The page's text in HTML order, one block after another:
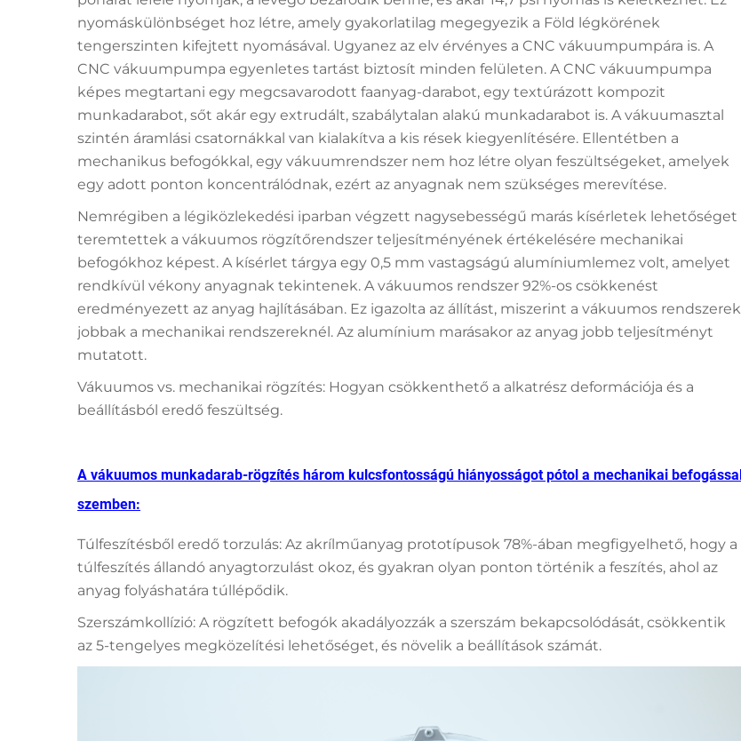
nyomáskülönbséget hoz létre, amely gyakorlatilag megegyezik a Föld légkörének
tengerszinten kifejtett nyomásával. Ugyanez az elv érvényes a CNC vákuumpumpára is. A
CNC vákuumpumpa egyenletes tartást biztosít minden felületen. A CNC vákuumpumpa
képes megtartani egy megcsavarodott faanyag-darabot, egy textúrázott kompozit
munkadarabot, sőt akár egy extrudált, szabálytalan alakú munkadarabot is. A vákuumasztal
szintén áramlási csatornákkal van kialakítva a kis rések kiegyenlítésére. Ellentétben a
mechanikus befogókkal, egy vákuumrendszer nem hoz létre olyan feszültségeket, amelyek
egy adott ponton koncentrálódnak, ezért az anyagnak nem szükséges merevítése.
Nemrégiben a légiközlekedési iparban végzett nagysebességű marás kísérletek lehetőséget
teremtettek a vákuumos rögzítőrendszer teljesítményének értékelésére mechanikai
befogókhoz képest. A kísérlet tárgya egy 0,5 mm vastagságú alumíniumlemez volt, amelyet
rendkívül vékony anyagnak tekintenek. A vákuumos rendszer 92%-os csökkenést
eredményezett az anyag hajlításában. Ez igazolta az állítást, miszerint a vákuumos rendszerek
jobbak a mechanikai rendszereknél. Az alumínium marásakor az anyag jobb teljesítményt
mutatott.
Vákuumos vs. mechanikai rögzítés: Hogyan csökkenthető a alkatrész deformációja és a
beállításból eredő feszültség.
A vákuumos munkadarab-rögzítés három kulcsfontosságú hiányosságot pótol a mechanikai befogással
szemben:
Túlfeszítésből eredő torzulás: Az akrílműanyag prototípusok 78%-ában megfigyelhető, hogy a
túlfeszítés állandó anyagtorzulást okoz, és gyakran olyan ponton történik a feszítés, ahol az
anyag folyáshatára túllépődik.
Szerszámkollízió: A rögzített befogók akadályozzák a szerszám bekapcsolódását, csökkentik
az 5-tengelyes megközelítési lehetőséget, és növelik a beállítások számát.